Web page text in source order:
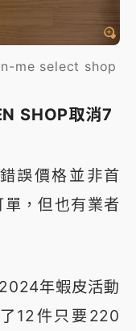
me select shop
SHOP取消7
誤價格並非首
，但也有業者
年蝦皮活動
12件只要220